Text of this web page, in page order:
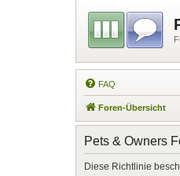
FAQ
Foren-Übersicht
Pets & Owners
Diese Richtlinie